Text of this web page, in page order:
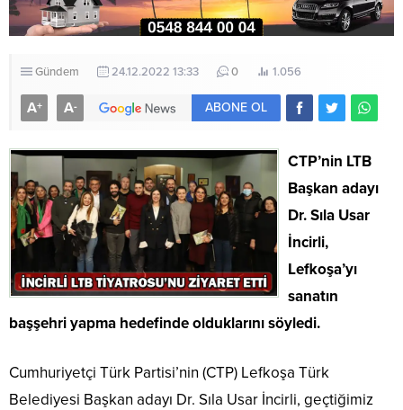
Gündem 24.12.2022 13:33 0 1.056
A+ A- ABONE OL
CTP’nin LTB
Başkan adayı
Dr. Sıla Usar
İncirli,
Lefkoşa’yı
sanatın
başşehri yapma hedefinde olduklarını söyledi.
Cumhuriyetçi Türk Partisi’nin (CTP) Lefkoşa Türk
Belediyesi Başkan adayı Dr. Sıla Usar İncirli, geçtiğimiz